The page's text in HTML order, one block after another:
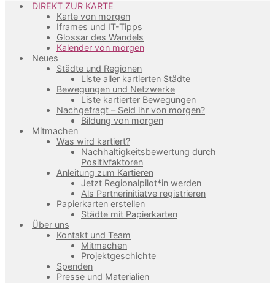
DIREKT ZUR KARTE
Karte von morgen
Iframes und IT-Tipps
Glossar des Wandels
Kalender von morgen
Neues
Städte und Regionen
Liste aller kartierten Städte
Bewegungen und Netzwerke
Liste kartierter Bewegungen
Nachgefragt – Seid ihr von morgen?
Bildung von morgen
Mitmachen
Was wird kartiert?
Nachhaltigkeitsbewertung durch
Positivfaktoren
Anleitung zum Kartieren
Jetzt Regionalpilot*in werden
Als Partnerinitiatve registrieren
Papierkarten erstellen
Städte mit Papierkarten
Über uns
Kontakt und Team
Mitmachen
Projektgeschichte
Spenden
Presse und Materialien